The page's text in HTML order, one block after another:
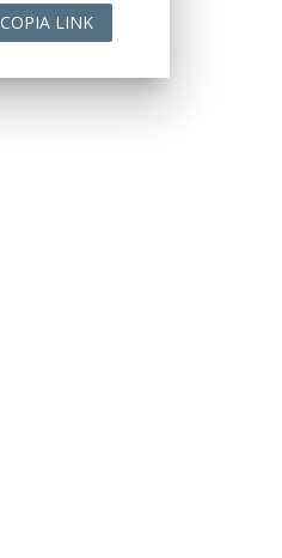
COPIA LINK